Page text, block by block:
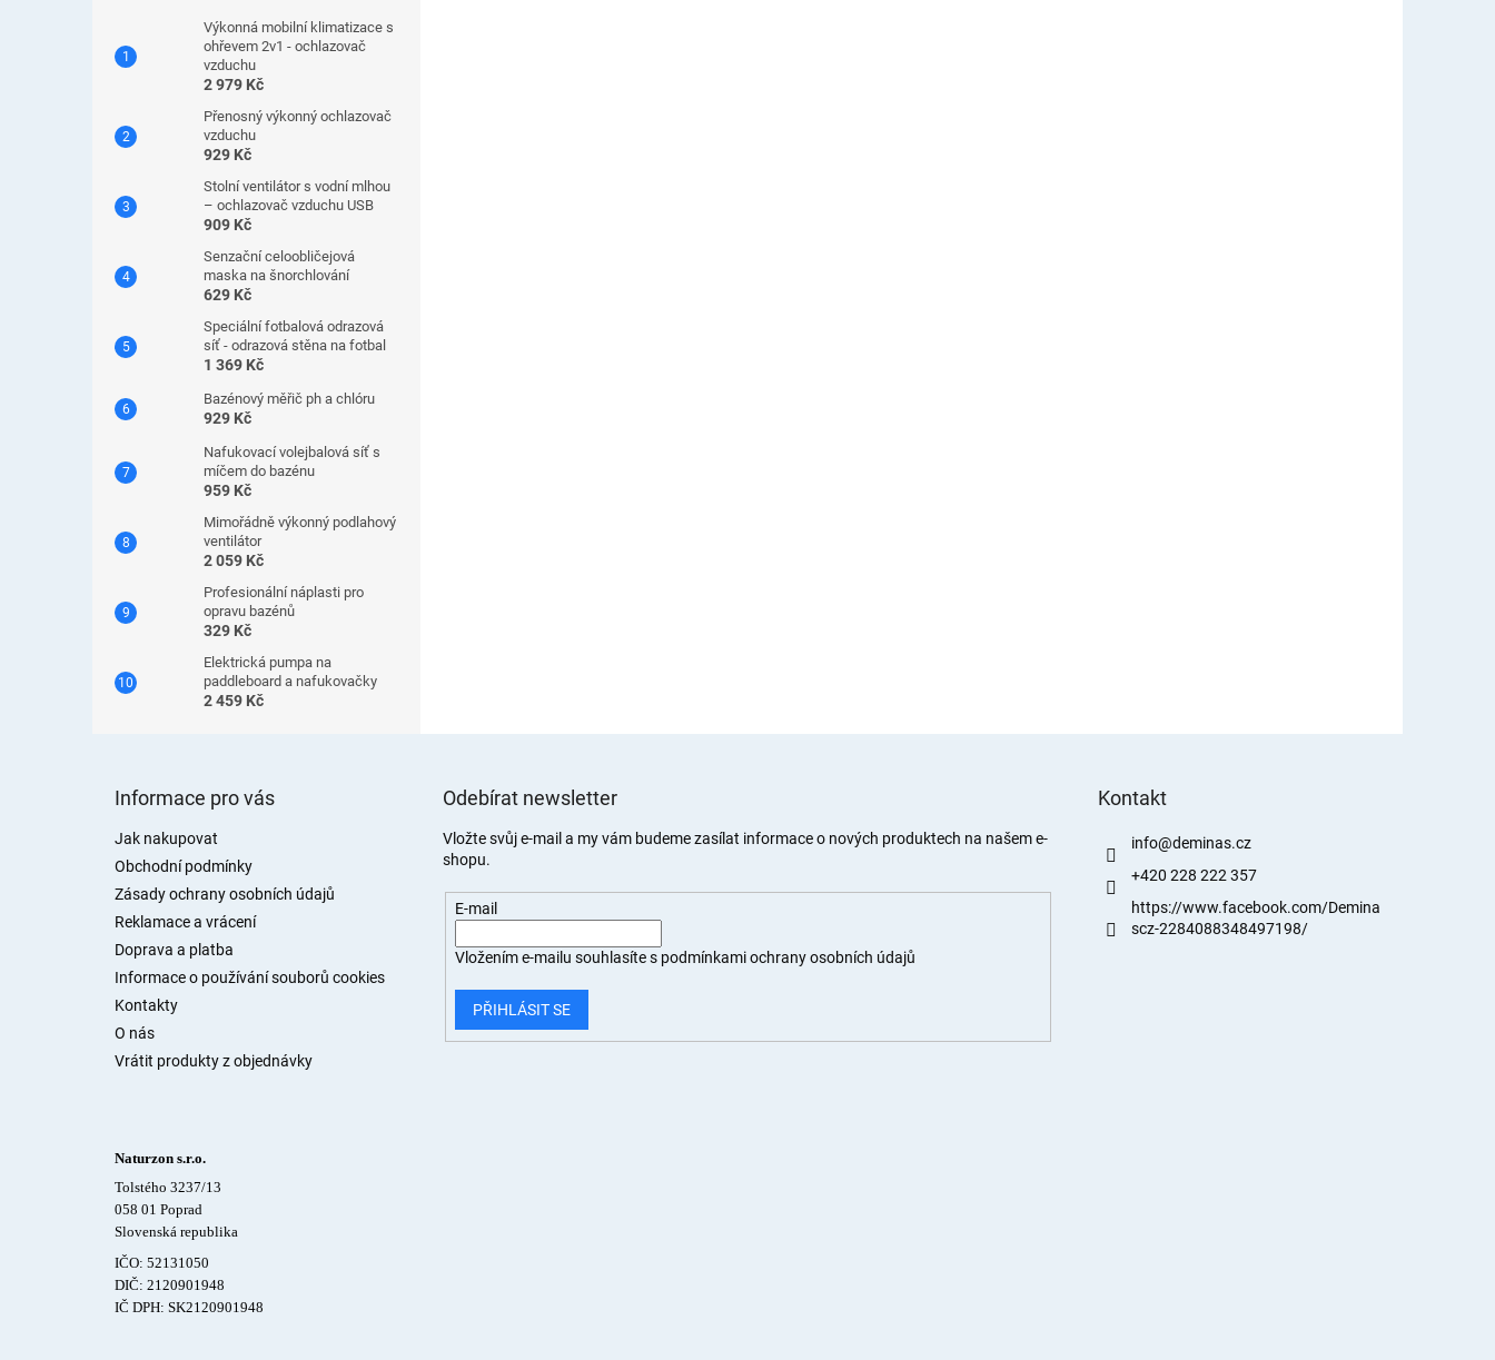
Výkonná mobilní klimatizace s
ohřevem 2v1 - ochlazovač
vzduchu
2 979 Kč
Přenosný výkonný ochlazovač
vzduchu
929 Kč
Stolní ventilátor s vodní mlhou
– ochlazovač vzduchu USB
909 Kč
Senzační celoobličejová
maska ​​na šnorchlování
629 Kč
Speciální fotbalová odrazová
síť - odrazová stěna na fotbal
1 369 Kč
Bazénový měřič ph a chlóru
929 Kč
Nafukovací volejbalová síť s
míčem do bazénu
959 Kč
Mimořádně výkonný podlahový
ventilátor
2 059 Kč
Profesionální náplasti pro
opravu bazénů
329 Kč
Elektrická pumpa na
paddleboard a nafukovačky
2 459 Kč
Informace pro vás
Jak nakupovat
Obchodní podmínky
Zásady ochrany osobních údajů
Reklamace a vrácení
Doprava a platba
Informace o používání souborů cookies
Kontakty
O nás
Vrátit produkty z objednávky
Odebírat newsletter
Vložte svůj e-mail a my vám budeme zasílat informace o nových produktech na našem e-
shopu.
E-mail
Vložením e-mailu souhlasíte s podmínkami ochrany osobních údajů
PŘIHLÁSIT SE
Kontakt
info@deminas.cz
+420 228 222 357
https://www.facebook.com/Demina
scz-2284088348497198/
Naturzon s.r.o.
Tolstého 3237/13
058 01 Poprad
Slovenská republika
IČO: 52131050
DIČ: 2120901948
IČ DPH: SK2120901948